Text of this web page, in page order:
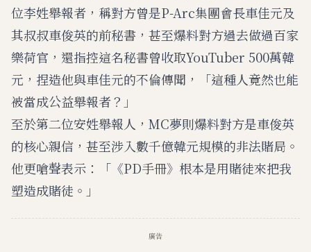
位李姓舉報者，稱對方曾是P-Arc集團會長車佳元及
其叔叔車俊英的前秘書，甚至爆料對方過去做過百家
樂荷官，還指控這名秘書曾收取YouTuber 500萬韓
元，捏造他與車佳元的不倫傳聞，「這種人竟然也能
被當成公益舉報者？」
至於第二位安姓舉報人，MC夢則爆料對方是車俊英
的核心親信，甚至涉入數千億韓元規模的非法賭局。
他更嗆聲表示：「《PD手冊》根本是用賭徒來把我
塑造成賭徒。」
廣告